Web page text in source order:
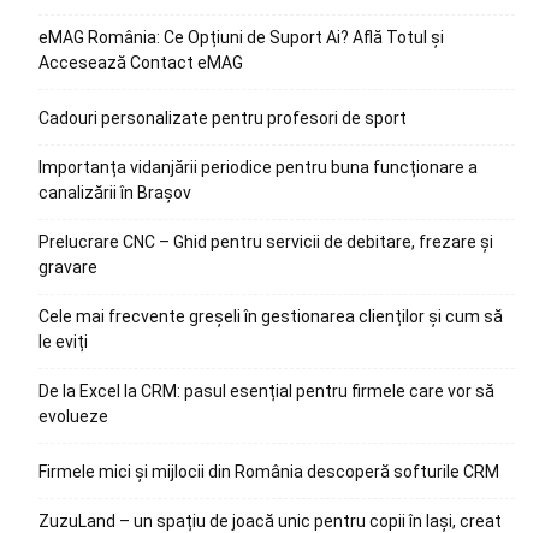
eMAG România: Ce Opțiuni de Suport Ai? Află Totul și
Accesează Contact eMAG
Cadouri personalizate pentru profesori de sport
Importanța vidanjării periodice pentru buna funcționare a
canalizării în Brașov
Prelucrare CNC – Ghid pentru servicii de debitare, frezare și
gravare
Cele mai frecvente greșeli în gestionarea clienților și cum să
le eviți
De la Excel la CRM: pasul esențial pentru firmele care vor să
evolueze
Firmele mici și mijlocii din România descoperă softurile CRM
ZuzuLand – un spațiu de joacă unic pentru copii în Iași, creat